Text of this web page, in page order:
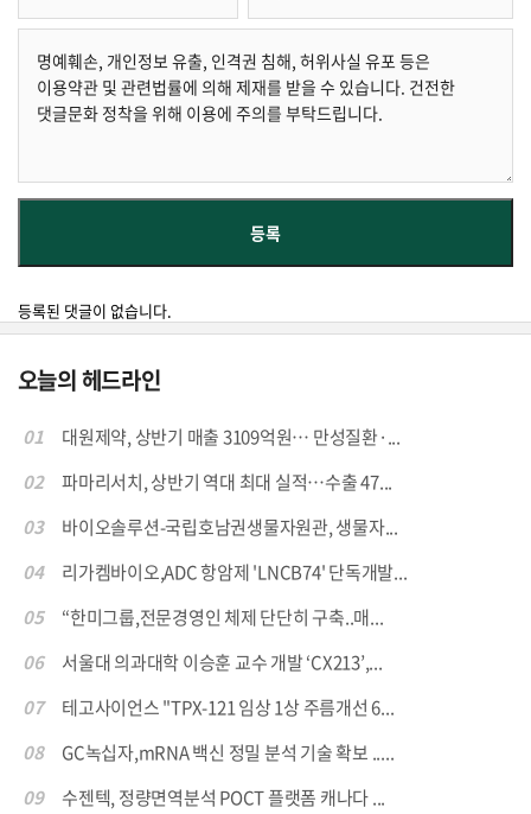
등록된 댓글이 없습니다.
오늘의 헤드라인
01
대원제약, 상반기 매출 3109억원… 만성질환·...
02
파마리서치, 상반기 역대 최대 실적…수출 47...
03
바이오솔루션-국립호남권생물자원관, 생물자...
04
리가켐바이오,ADC 항암제 'LNCB74' 단독개발...
05
“한미그룹,전문경영인 체제 단단히 구축..매...
06
서울대 의과대학 이승훈 교수 개발 ‘CX213’,...
07
테고사이언스 "TPX-121 임상 1상 주름개선 6...
08
GC녹십자,mRNA 백신 정밀 분석 기술 확보 .....
09
수젠텍, 정량면역분석 POCT 플랫폼 캐나다 ...